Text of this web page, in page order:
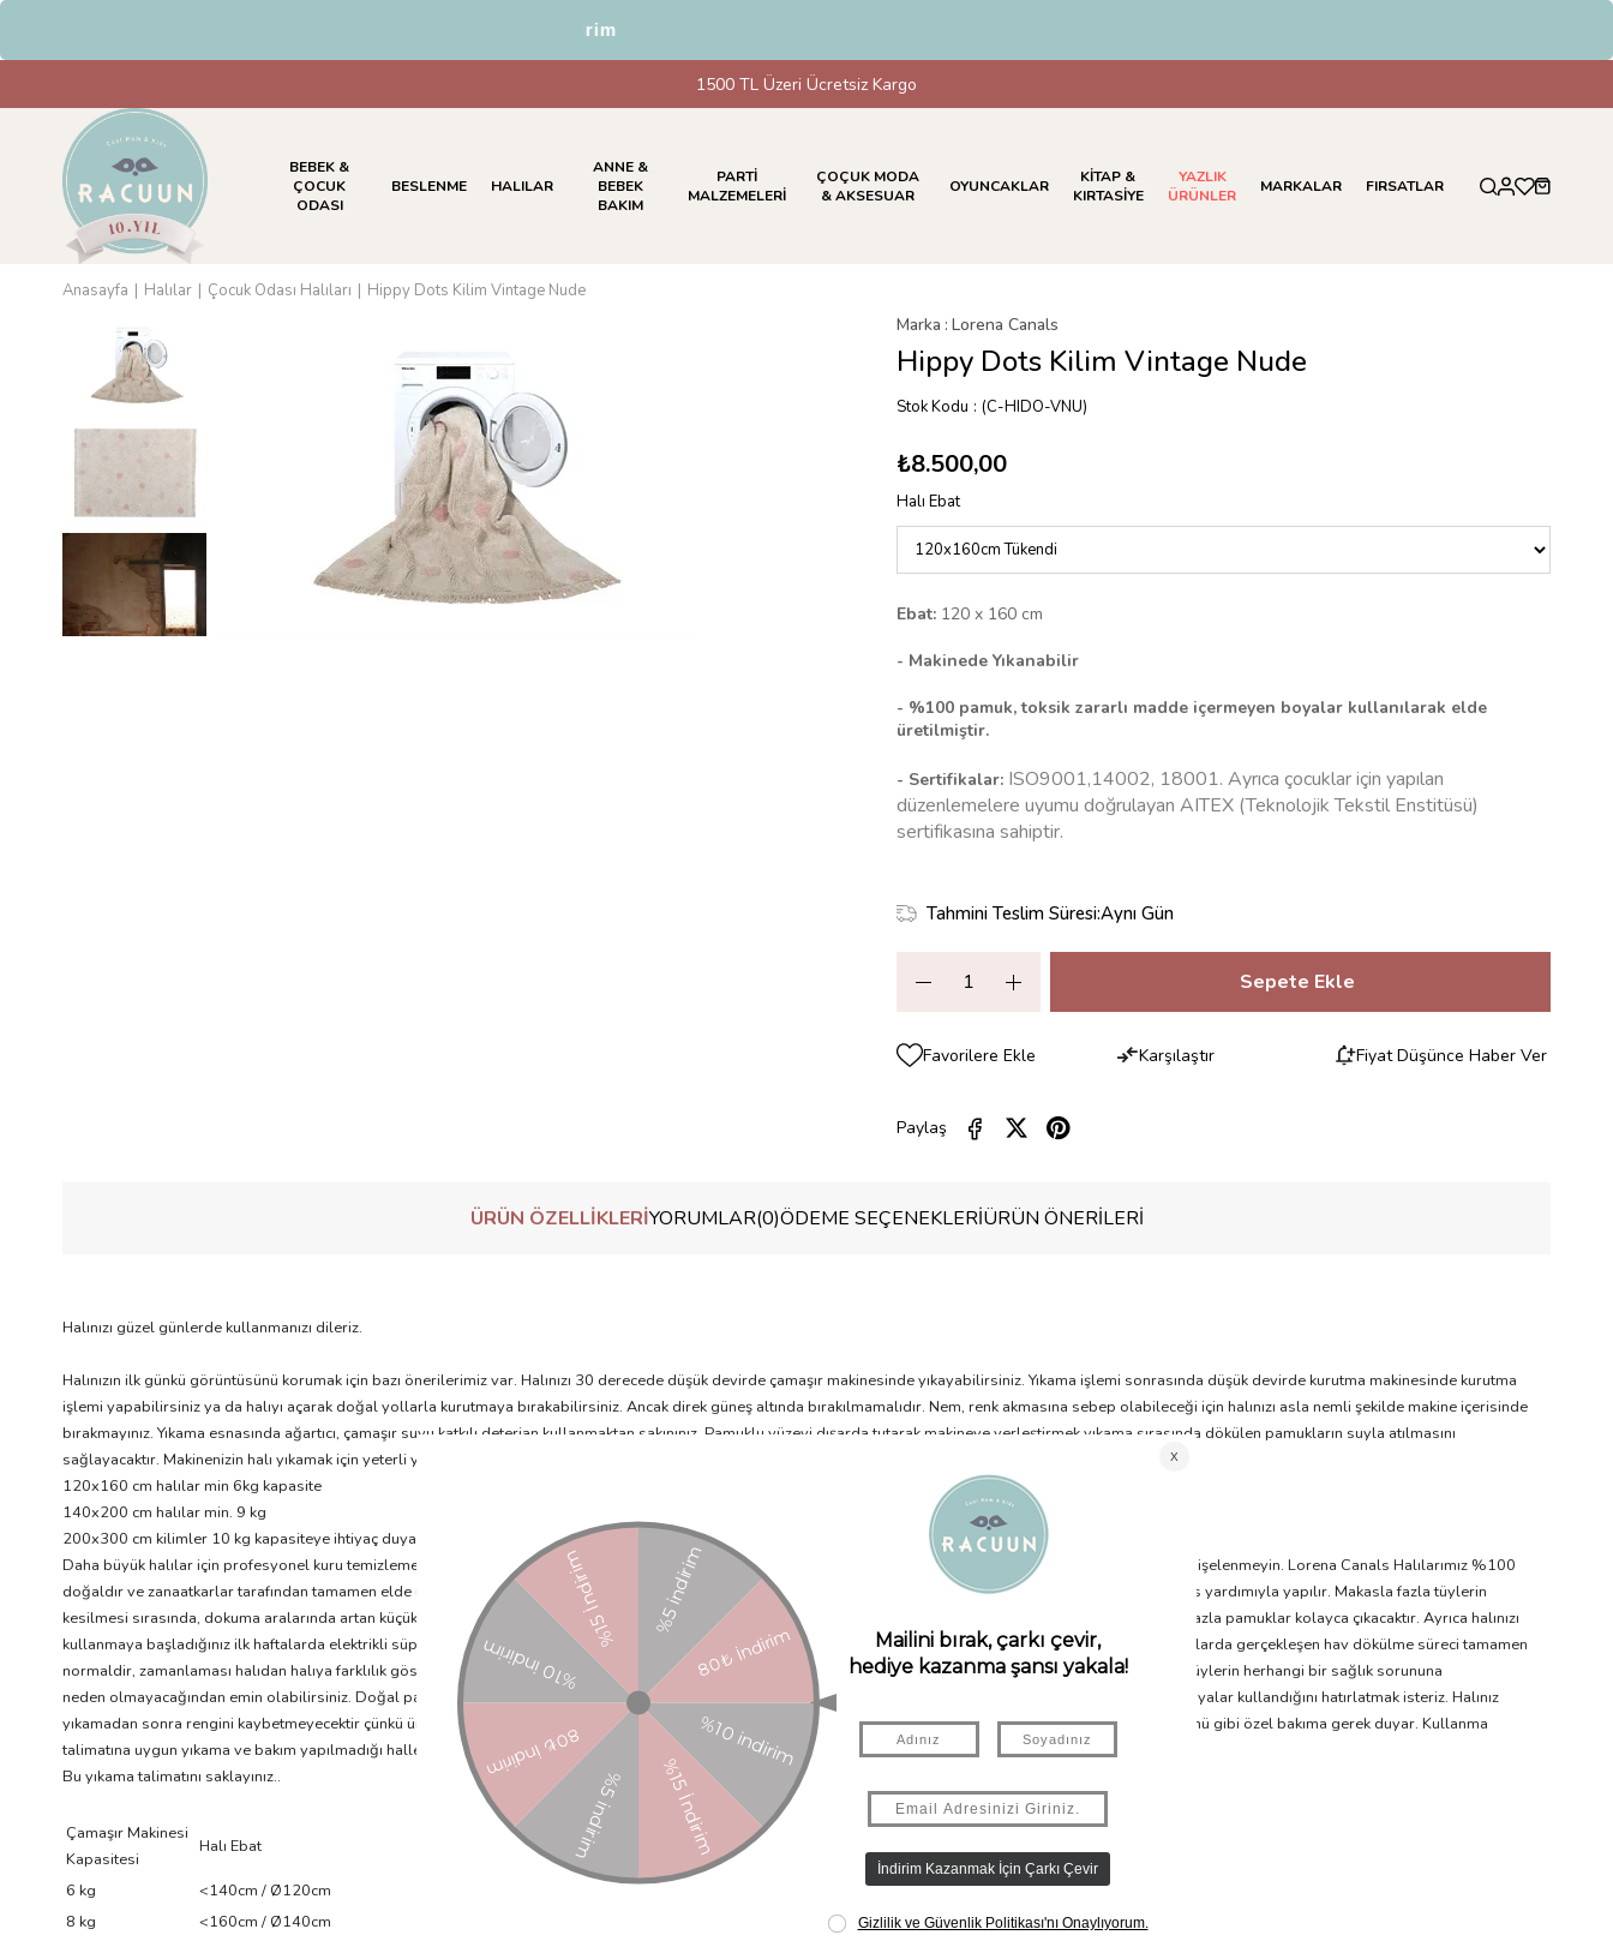
HAVALE & EFT Ödemelerinde %5 İndirim
1500 TL Üzeri Ücretsiz Kargo
BEBEK &
ÇOCUK
ODASI
BESLENME HALILAR
ANNE &
BEBEK
BAKIM
PARTİ
MALZEMELERİ
ÇOÇUK MODA
& AKSESUAR
OYUNCAKLAR
KİTAP &
KIRTASİYE
YAZLIK
ÜRÜNLER
MARKALAR FIRSATLAR
Anasayfa Halılar Çocuk Odası Halıları Hippy Dots Kilim Vintage Nude
Marka : Lorena Canals
Hippy Dots Kilim Vintage Nude
Stok Kodu (C-HIDO-VNU)
₺8.500,00
Halı Ebat
Ebat: 120 x 160 cm
- Makinede Yıkanabilir
- %100 pamuk, toksik zararlı madde içermeyen boyalar kullanılarak elde
üretilmiştir.
- Sertifikalar: ISO9001,14002, 18001. Ayrıca çocuklar için yapılan
düzenlemelere uyumu doğrulayan AITEX (Teknolojik Tekstil Enstitüsü)
sertifikasına sahiptir.
Tahmini Teslim Süresi:Aynı Gün
Favorilere Ekle Karşılaştır Fiyat Düşünce Haber Ver
Paylaş
ÜRÜN ÖZELLIKLERIYORUMLAR(0)ÖDEME SEÇENEKLERIÜRÜN ÖNERILERI
Halınızı güzel günlerde kullanmanızı dileriz.
Halınızın ilk günkü görüntüsünü korumak için bazı önerilerimiz var. Halınızı 30 derecede düşük devirde çamaşır makinesinde yıkayabilirsiniz. Yıkama işlemi sonrasında düşük devirde kurutma makinesinde kurutma
işlemi yapabilirsiniz ya da halıyı açarak doğal yollarla kurutmaya bırakabilirsiniz. Ancak direk güneş altında bırakılmamalıdır. Nem, renk akmasına sebep olabileceği için halınızı asla nemli şekilde makine içerisinde
bırakmayınız. Yıkama esnasında ağartıcı, çamaşır suyu katkılı deterjan kullanmaktan sakınınız. Pamuklu yüzeyi dışarda tutarak makineye yerleştirmek yıkama sırasında dökülen pamukların suyla atılmasını
sağlayacaktır. Makinenizin halı yıkamak için yeterli yer kapasitesi olduğundan emin olunuz.
120x160 cm halılar min 6kg kapasite
140x200 cm halılar min. 9 kg
200x300 cm kilimler 10 kg kapasiteye ihtiyaç duyar.
Daha büyük halılar için profesyonel kuru temizlemeden destek alınız. Halılarımız kalite standartları gereği yıkanarak paketleniyor. Halınızda pamuklanma olursa endişelenmeyin. Lorena Canals Halılarımız %100
doğaldır ve zanaatkarlar tarafından tamamen elde üretilmektedir, bu nedenle hav dökülmesi normal bir süreçtir. Her bir halı elde dokunur ve son dokunuşları makas yardımıyla yapılır. Makasla fazla tüylerin
kesilmesi sırasında, dokuma aralarında artan küçük pamuk iplikler kalabilir. Havı önleyebilmek için, kuru fırçalama yöntemini öneriyoruz, bu sayede aralarda kalan fazla pamuklar kolayca çıkacaktır. Ayrıca halınızı
kullanmaya başladığınız ilk haftalarda elektrikli süpürge ile sık sık temizlemeniz de yararlı olacaktır. Sadece el dokuması ve doğal malzeme kullanılarak üretilen halılarda gerçekleşen hav dökülme süreci tamamen
normaldir, zamanlaması halıdan halıya farklılık gösterebilir. Naturel renkli halılar boyalı halılara göre daha fazla hav yapma olasılığına sahiptir. Her halükarda, bu tüylerin herhangi bir sağlık sorununa
neden olmayacağından emin olabilirsiniz. Doğal pamuk ipliği toksik değildir ve pamuk hipoalerjenik olarak bilinir. Lorena Canals'ın doğal ve non-toxic el yapımı boyalar kullandığını hatırlatmak isteriz. Halınız
yıkamadan sonra rengini kaybetmeyecektir çünkü üretim sürecinde tüm içerikler sabitlenir. Ancak el yapımı ve narin bir ürün olduğu için, her doğal pamuk tekstil ürünü gibi özel bakıma gerek duyar. Kullanma
talimatına uygun yıkama ve bakım yapılmadığı hallerde halılarımız kalite kapsamı dışındadır.
Bu yıkama talimatını saklayınız..
Çamaşır Makinesi
Kapasitesi
Halı Ebat
6 kg
<140cm / Ø120cm
8 kg
<160cm / Ø140cm